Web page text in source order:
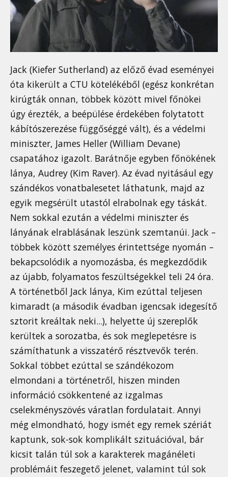
Jack (Kiefer Sutherland) az előző évad eseményei
óta kikerült a CTU kötelékéből (egész konkrétan
kirúgták onnan, többek között mivel főnökei
úgy érezték, a beépülése érdekében folytatott
kábítószerezése függőséggé vált), és a védelmi
miniszter, James Heller (William Devane)
csapatához igazolt. Barátnője egyben főnökének
lánya, Audrey (Kim Raver). Az évad nyitásául egy
szándékos vonatbalesetet láthatunk, majd az
egyik megsérült utastól elrabolnak egy táskát.
Nem sokkal ezután a védelmi miniszter és
lányának elrablásának leszünk szemtanúi. Jack –
többek között személyes érintettsége nyomán –
bekapcsolódik a nyomozásba, és megkezdődik
az újabb, folyamatos feszültségekkel teli 24 óra.
A történetből Jack lánya, Kim ezúttal teljesen
kimaradt (a második évadban igencsak idegesítő
sztorit kreáltak neki...), helyette új szereplők
kerültek a sorozatba, és sok meglepetésre is
számíthatunk a visszatérő résztvevők terén.
Sokkal többet ezúttal se szándékozom
elmondani a történetről, hiszen minden
információ csökkentené az izgalmas
cselekményszövés váratlan fordulatait. Annyi
még elmondható, hogy ismét egy remek szériát
kaptunk, sok-sok komplikált szituációval, bár
kicsit talán túl sok a karakterek magánéleti
problémáit feszegető jelenet, valamint túl sok